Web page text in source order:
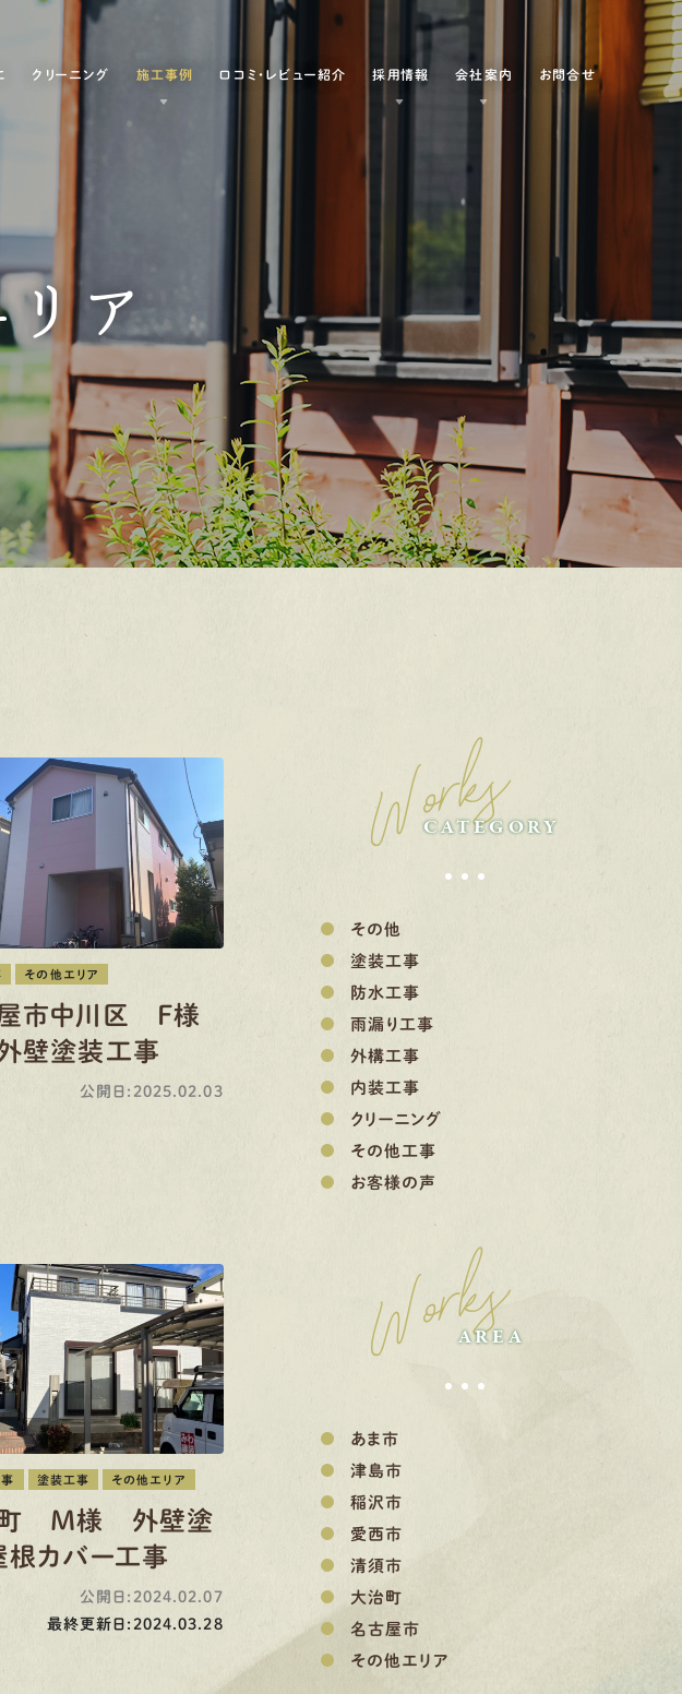
クリーニング 施工事例 口コミ・レビュー紹介 採用情報 会社案内 お問合せ
ア
その他エリア
市中川区 F様
壁塗装工事
公開日:2025.02.03
塗装工事 その他エリア
町 M様 外壁塗
根カバー工事
公開日:2024.02.07
最終更新日:2024.03.28
Works
CATEGORY
その他
塗装工事
防水工事
雨漏り工事
外構工事
内装工事
クリーニング
その他工事
お客様の声
Works
AREA
あま市
津島市
稲沢市
愛西市
清須市
大治町
名古屋市
その他エリア